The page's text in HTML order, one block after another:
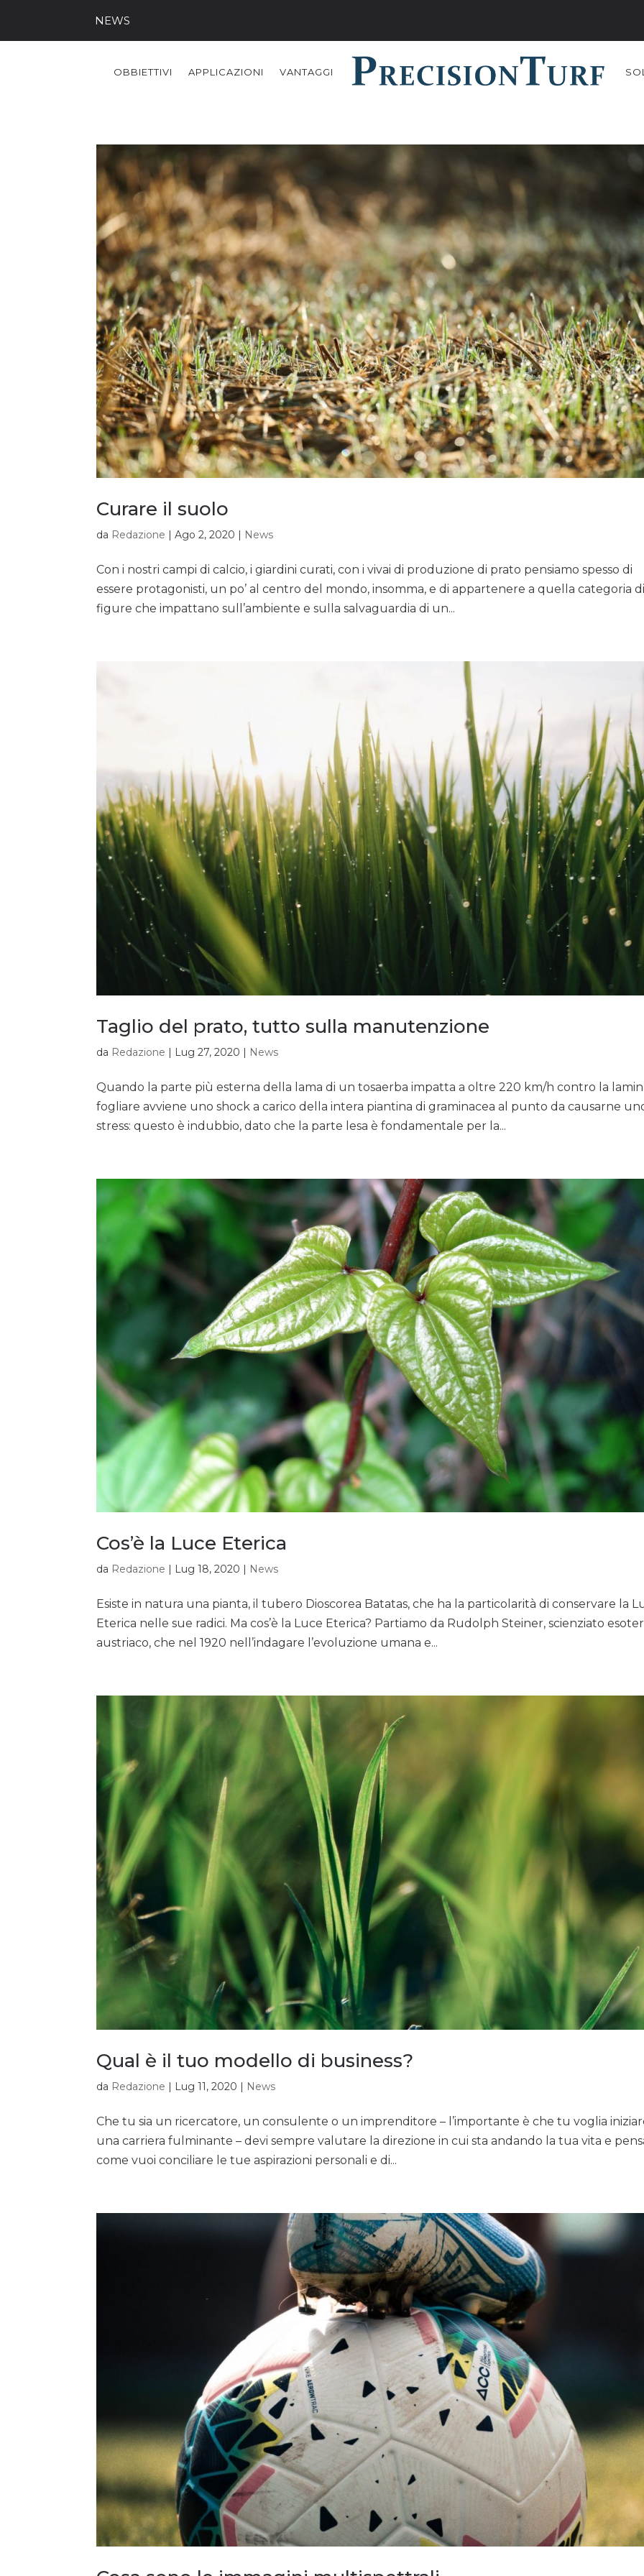
NEWS
OBBIETTIVI APPLICAZIONI VANTAGGI
Curare il suolo
da Redazione |Ago 2, 2020 News
Con i nostri campi di calcio, i giardini curati, con i vivai di produzione di prato pensiamo spesso di
essere protagonisti, un po’ al centro del mondo, insomma, e di appartenere a quella categoria
figure che impattano sull’ambiente e sulla salvaguardia di un...
Taglio del prato, tutto sulla manutenzione
da Redazione | Lug 27, 2020 | News
Quando la parte più esterna della lama di un tosaerba impatta a oltre 220 km/h contro la
fogliare avviene uno shock a carico della intera piantina di graminacea al punto da causarne
stress: questo è indubbio, dato che la parte lesa è fondamentale per la...
Cos’è la Luce Eterica
da Redazione | Lug 18, 2020 | News
Esiste in natura una pianta, il tubero Dioscorea Batatas, che ha la particolarità di conservare la
Eterica nelle sue radici. Ma cos’è la Luce Eterica? Partiamo da Rudolph Steiner, scienziato
austriaco, che nel 1920 nell’indagare l’evoluzione umana e...
Qual è il tuo modello di business?
da Redazione | Lug 11, 2020 | News
Che tu sia un ricercatore, un consulente o un imprenditore – l’importante è che tu voglia
una carriera fulminante – devi sempre valutare la direzione in cui sta andando la tua vita e
come vuoi conciliare le tue aspirazioni personali e di...